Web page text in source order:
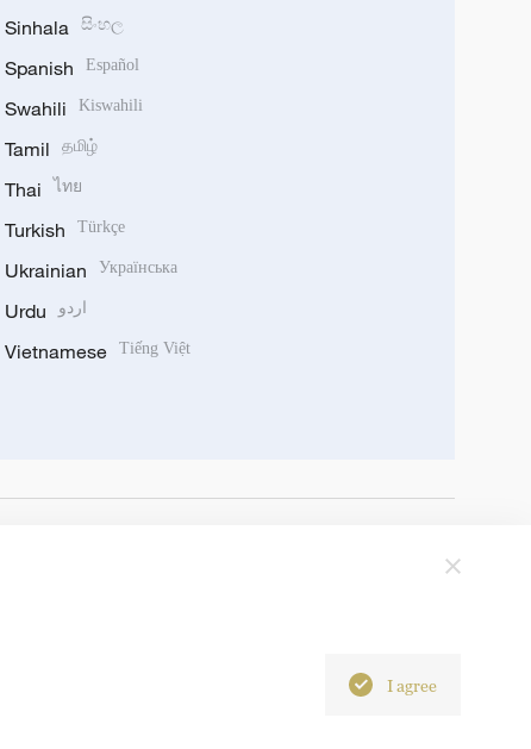
Sinhala සිංහල
Spanish Español
Swahili Kiswahili
Tamil தமிழ்
Thai ไทย
Turkish Türkçe
Ukrainian Українська
Urdu اردو
Vietnamese Tiếng Việt
I agree